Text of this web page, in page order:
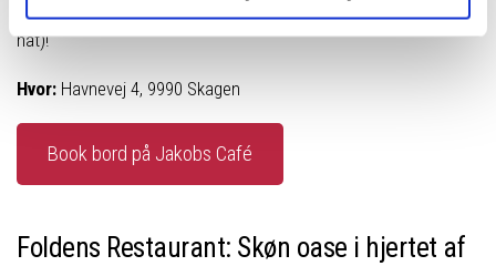
nat)!
Hvor: Havnevej 4, 9990 Skagen
Book bord på Jakobs Café
Foldens Restaurant: Skøn oase i hjertet af